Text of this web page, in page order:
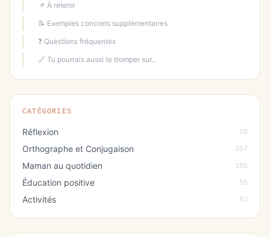
📌 À retenir
📝 Exemples concrets supplémentaires
❓ Questions fréquentes
🔗 Tu pourrais aussi te tromper sur…
CATÉGORIES
Réflexion 50
Orthographe et Conjugaison 257
Maman au quotidien 185
Éducation positive 55
Activités 82